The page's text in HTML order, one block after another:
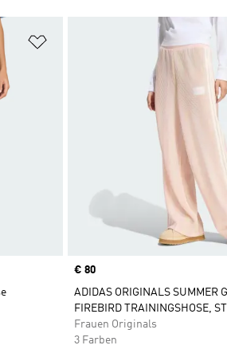
Zur Wunschliste hinzufügen
Price
€ 80
ADIDAS ORIGINALS SUMMER
FIREBIRD TRAININGSHOSE,
Frauen Originals
3 Farben